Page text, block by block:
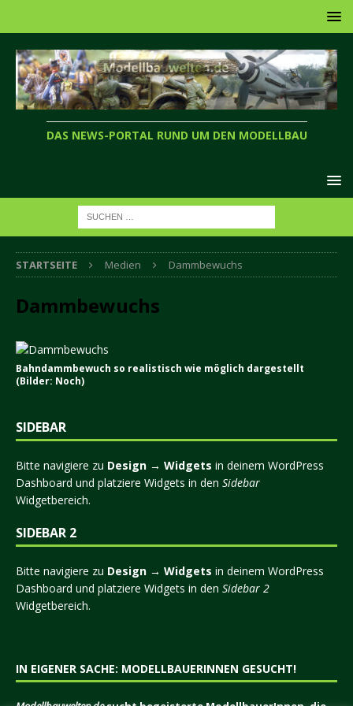
DAS NEWS-PORTAL RUND UM DEN MODELLBAU
STARTSEITE Medien Dammbewuchs
Dammbewuchs
Bahndammbewuch so realistisch wie möglich dargestellt
(Bilder: Noch)
SIDEBAR
Bitte navigiere zu Design → Widgets in deinem WordPress
Dashboard und platziere Widgets in den Sidebar
Widgetbereich.
SIDEBAR 2
Bitte navigiere zu Design → Widgets in deinem WordPress
Dashboard und platziere Widgets in den Sidebar 2
Widgetbereich.
IN EIGENER SACHE: MODELLBAUERINNEN GESUCHT!